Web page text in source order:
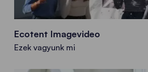
Ecotent Imagevideo
Ezek vagyunk mi